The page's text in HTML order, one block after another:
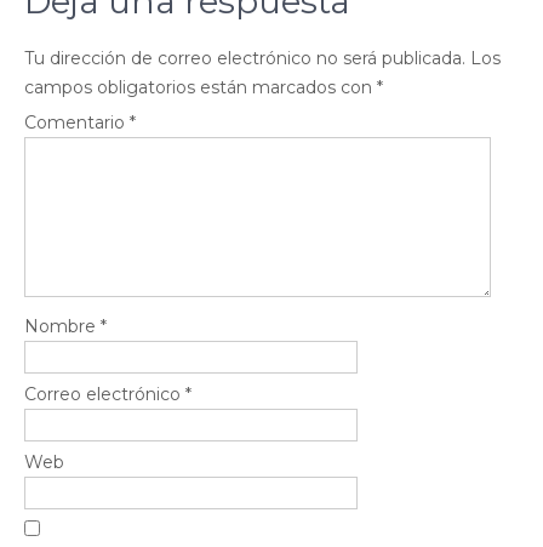
Tu dirección de correo electrónico no será publicada. Los
campos obligatorios están marcados con *
Comentario *
Nombre *
Correo electrónico *
Web